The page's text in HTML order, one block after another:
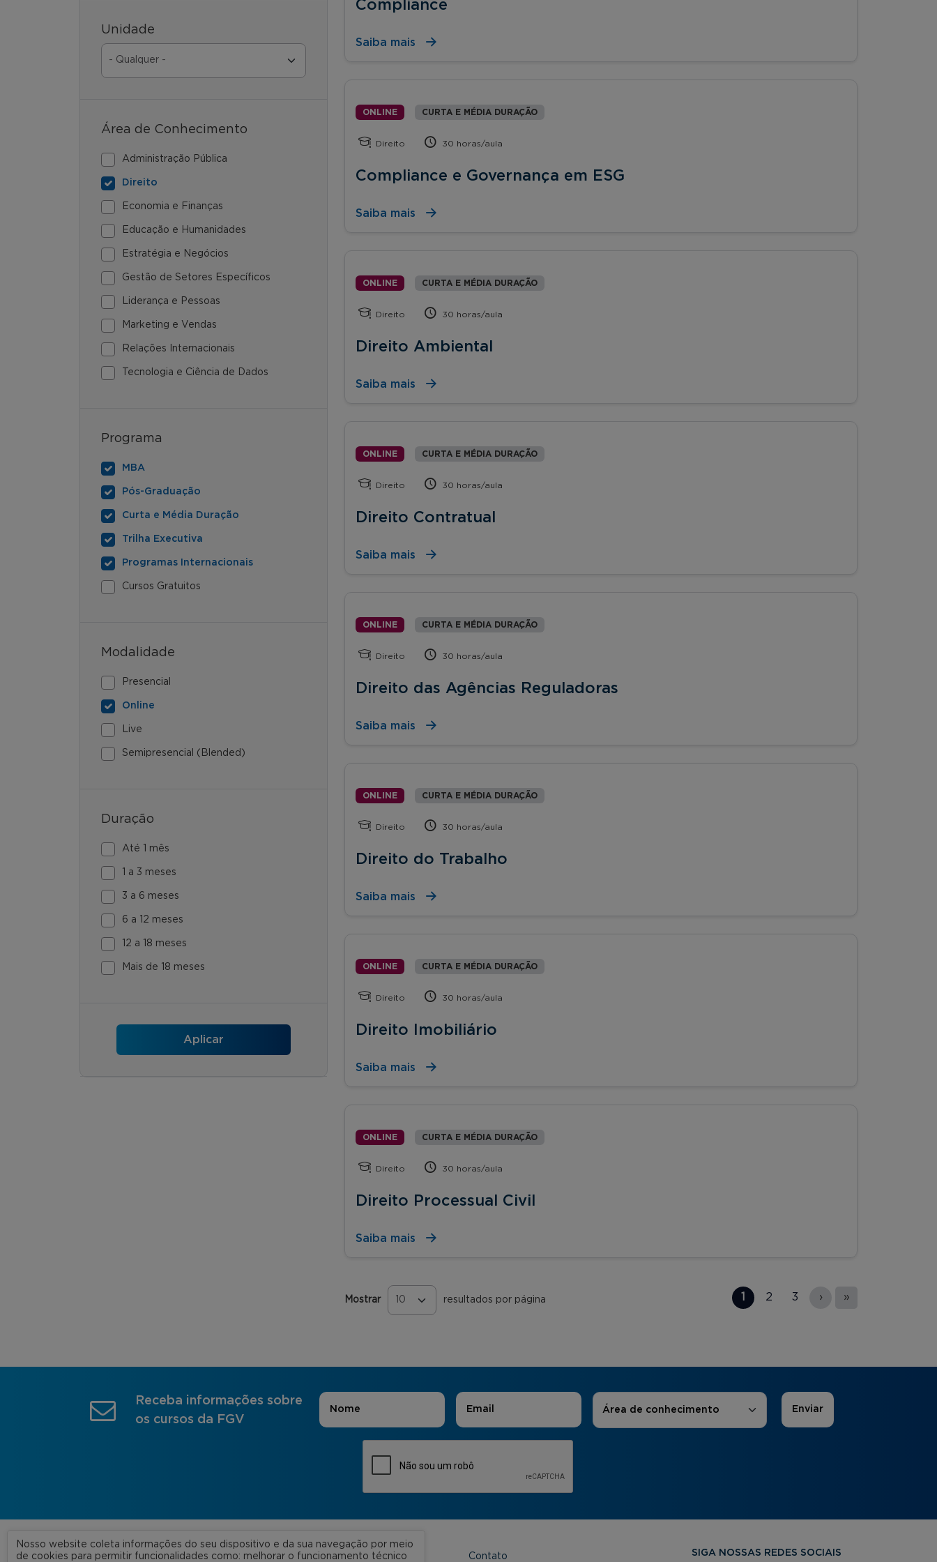
Unidade
Área de Conhecimento
Administração Pública
Direito
Economia e Finanças
Educação e Humanidades
Estratégia e Negócios
Gestão de Setores Específicos
Liderança e Pessoas
Marketing e Vendas
Relações Internacionais
Tecnologia e Ciência de Dados
Programa
MBA
Pós-Graduação
Curta e Média Duração
Trilha Executiva
Programas Internacionais
Cursos Gratuitos
Modalidade
Presencial
Online
Live
Semipresencial (Blended)
Duração
Até 1 mês
1 a 3 meses
3 a 6 meses
6 a 12 meses
12 a 18 meses
Mais de 18 meses
Compliance
Saiba mais
ONLINE CURTA E MÉDIA DURAÇÃO
Direito 30 horas/aula
Compliance e Governança em ESG
Saiba mais
ONLINE CURTA E MÉDIA DURAÇÃO
Direito 30 horas/aula
Direito Ambiental
Saiba mais
ONLINE CURTA E MÉDIA DURAÇÃO
Direito 30 horas/aula
Direito Contratual
Saiba mais
ONLINE CURTA E MÉDIA DURAÇÃO
Direito 30 horas/aula
Direito das Agências Reguladoras
Saiba mais
ONLINE CURTA E MÉDIA DURAÇÃO
Direito 30 horas/aula
Direito do Trabalho
Saiba mais
ONLINE CURTA E MÉDIA DURAÇÃO
Direito 30 horas/aula
Direito Imobiliário
Saiba mais
ONLINE CURTA E MÉDIA DURAÇÃO
Direito 30 horas/aula
Direito Processual Civil
Saiba mais
Mostrar resultados por página
Páginas
1 2 3 › »
Receba informações sobre
os cursos da FGV
Nome E-mail Áreas de Interesse
Área de conhecimento
A FGV Contato SIGA NOSSAS REDES SOCIAIS
Nosso website coleta informações do seu dispositivo e da sua navegação por meio
de cookies para permitir funcionalidades como: melhorar o funcionamento técnico